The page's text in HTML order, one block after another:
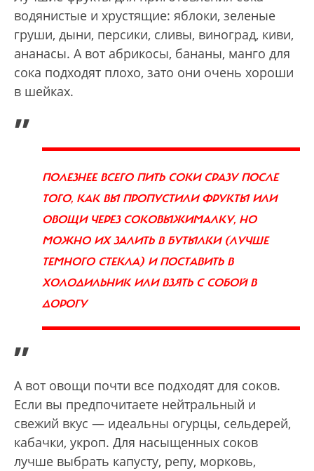
водянистые и хрустящие: яблоки, зеленые
груши, дыни, персики, сливы, виноград, киви,
ананасы. А вот абрикосы, бананы, манго для
сока подходят плохо, зато они очень хороши
в шейках.
„
ПОЛЕЗНЕЕ ВСЕГО ПИТЬ СОКИ СРАЗУ ПОСЛЕ
ТОГО, КАК ВЫ ПРОПУСТИЛИ ФРУКТЫ ИЛИ
ОВОЩИ ЧЕРЕЗ СОКОВЫЖИМАЛКУ, НО
МОЖНО ИХ ЗАЛИТЬ В БУТЫЛКИ (ЛУЧШЕ
ТЕМНОГО СТЕКЛА) И ПОСТАВИТЬ В
ХОЛОДИЛЬНИК ИЛИ ВЗЯТЬ С СОБОЙ В
ДОРОГУ
”
А вот овощи почти все подходят для соков.
Если вы предпочитаете нейтральный и
свежий вкус — идеальны огурцы, сельдерей,
кабачки, укроп. Для насыщенных соков
лучше выбрать капусту, репу, морковь,